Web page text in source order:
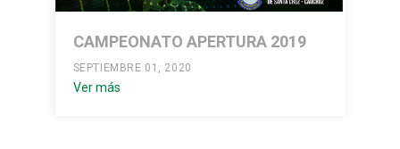
CAMPEONATO APERTURA 2019
SEPTIEMBRE 01, 2020
Ver más